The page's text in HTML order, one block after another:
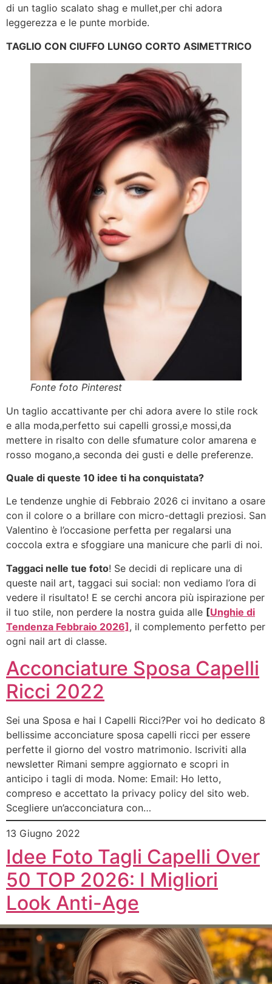
di un taglio scalato shag e mullet,per chi adora
leggerezza e le punte morbide.
TAGLIO CON CIUFFO LUNGO CORTO ASIMETTRICO
Fonte foto Pinterest
Un taglio accattivante per chi adora avere lo stile rock
e alla moda,perfetto sui capelli grossi,e mossi,da
mettere in risalto con delle sfumature color amarena e
rosso mogano,a seconda dei gusti e delle preferenze.
Quale di queste 10 idee ti ha conquistata?
Le tendenze unghie di Febbraio 2026 ci invitano a osare
con il colore o a brillare con micro-dettagli preziosi. San
Valentino è l’occasione perfetta per regalarsi una
coccola extra e sfoggiare una manicure che parli di noi.
Taggaci nelle tue foto! Se decidi di replicare una di
queste nail art, taggaci sui social: non vediamo l’ora di
vedere il risultato! E se cerchi ancora più ispirazione per
il tuo stile, non perdere la nostra guida alle [Unghie di
Tendenza Febbraio 2026], il complemento perfetto per
ogni nail art di classe.
Acconciature Sposa Capelli
Ricci 2022
Sei una Sposa e hai I Capelli Ricci?Per voi ho dedicato 8
bellissime acconciature sposa capelli ricci per essere
perfette il giorno del vostro matrimonio. Iscriviti alla
newsletter Rimani sempre aggiornato e scopri in
anticipo i tagli di moda. Nome: Email: Ho letto,
compreso e accettato la privacy policy del sito web.
Scegliere un’acconciatura con…
13 Giugno 2022
Idee Foto Tagli Capelli Over
50 TOP 2026: I Migliori
Look Anti-Age